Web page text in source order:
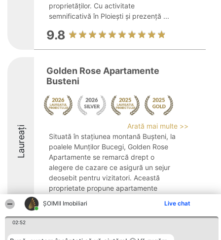
ȘOIMII Imobiliari Live chat
02:52
proprietăților. Cu activitate
semnificativă în Ploiești și prezență ...
9.8
Laureați
Golden Rose Apartamente
Busteni
Arată mai multe >>
Situată în stațiunea montană Bușteni, la
poalele Munților Bucegi, Golden Rose
Apartamente se remarcă drept o
alegere de cazare ce asigură un sejur
deosebit pentru vizitatori. Această
proprietate propune apartamente
8.6